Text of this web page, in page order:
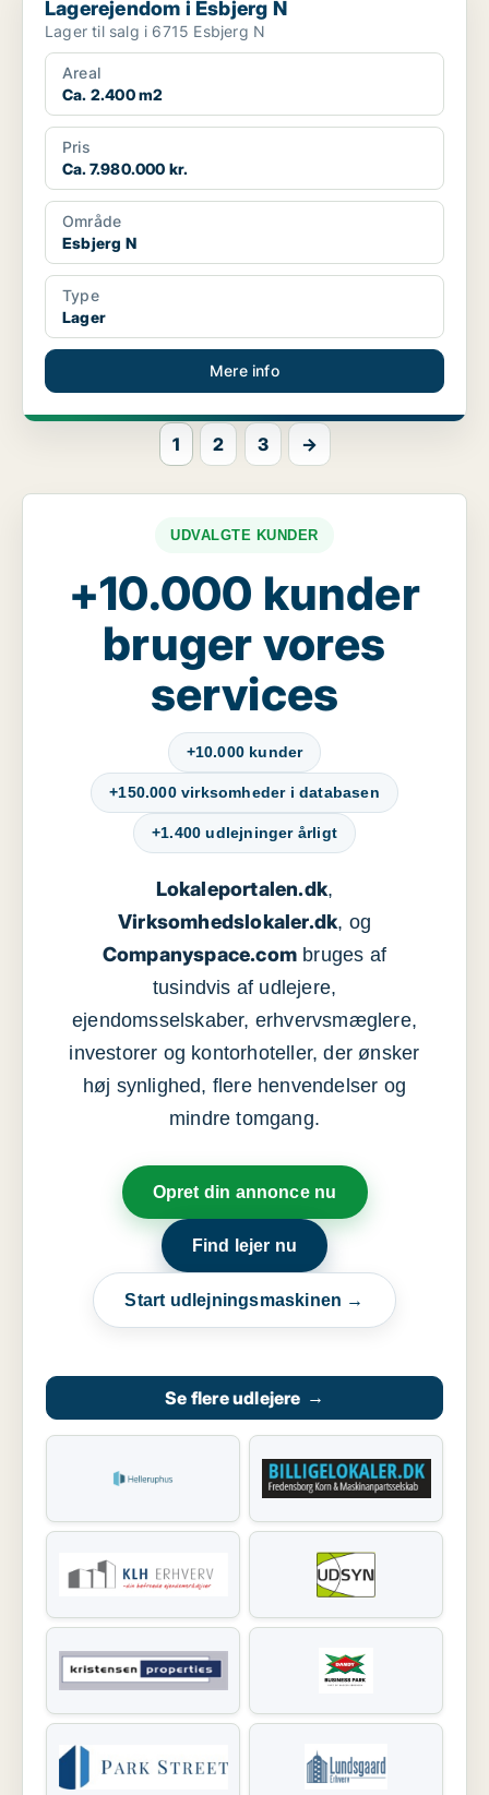
Lagerejendom i Esbjerg N
Lager til salg i 6715 Esbjerg N
Areal
Ca. 2.400 m2
Pris
Ca. 7.980.000 kr.
Område
Esbjerg N
Type
Lager
Mere info
1 2 3 →
UDVALGTE KUNDER
+10.000 kunder
bruger vores
services
+10.000 kunder
+150.000 virksomheder i databasen
+1.400 udlejninger årligt
Lokaleportalen.dk,
Virksomhedslokaler.dk, og
Companyspace.com bruges af
tusindvis af udlejere,
ejendomsselskaber, erhvervsmæglere,
investorer og kontorhoteller, der ønsker
høj synlighed, flere henvendelser og
mindre tomgang.
Opret din annonce nu
Find lejer nu
Start udlejningsmaskinen →
Se flere udlejere →